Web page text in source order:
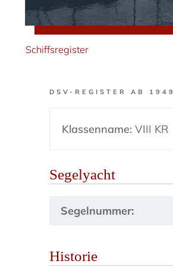
Schiffsregister
DSV-REGISTER AB 1949
Klassenname: VIII KR
Segelyacht
Segelnummer:
Historie